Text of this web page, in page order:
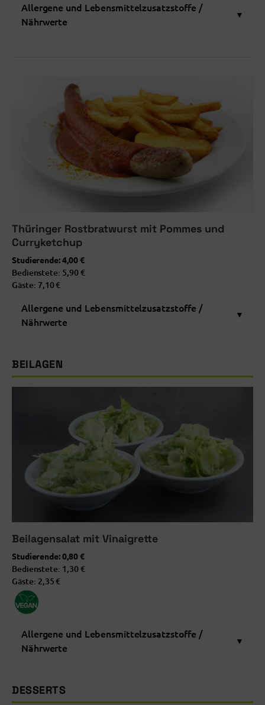
Allergene und Lebensmittelzusatzstoffe /
Nährwerte
▼
Glutenhaltig (Weizen)
Soja und Sojaerzeugnisse
Sesamsamen und Sesamsamenerzeugnisse
Schwefeldioxid und Sulfite
mit Konservierungsstoff(en)
Brennwert=2310 kJ (552 kcal)
Fett=16,9g
davon gesättigte Fettsäuren=3,1g
Kohlenhydrate=74,2g
davon Zucker=11,4g
Eiweiß=17,8g
Thüringer Rostbratwurst mit Pommes und
Curryketchup
Studierende:4,00 €
Bedienstete: 5,90 €
Gäste: 7,10 €
Allergene und Lebensmittelzusatzstoffe /
Nährwerte
▼
Senf und Senferzeugnisse
mit Farbstoff(en)
koffeinhaltig
NÄHRWERTE
davon gesättigte Fettsäuren=15,6g
Kohlenhydrate=70,0g
davon Zucker=23,8g
Eiweiß=22,8g
BEILAGEN
Beilagensalat mit Vinaigrette
Studierende:0,80 €
Bedienstete: 1,30 €
Gäste: 2,35 €
Allergene und Lebensmittelzusatzstoffe /
Nährwerte
▼
Senf und Senferzeugnisse
DESSERTS